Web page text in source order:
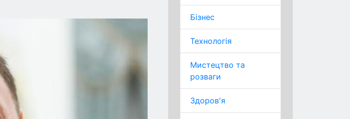
Бізнес
Технологія
Мистецтво та
розваги
Здоров'я